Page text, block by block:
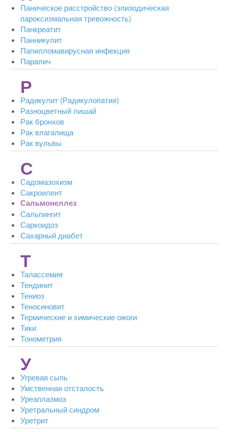
Паническое расстройство (эпизодическая
пароксизмальная тревожность)
Панкреатит
Панникулит
Папилломавирусная инфекция
Паралич
Р
Радикулит (Радикулопатия)
Разноцветный лишай
Рак бронхов
Рак влагалища
Рак вульвы
С
Садомазохизм
Сакроилеит
Сальмонеллез
Сальпингит
Саркоидоз
Сахарный диабет
Т
Талассемия
Тендинит
Тениоз
Теносиновит
Термические и химические ожоги
Тики
Тонометрия
У
Угревая сыпь
Умственная отсталость
Уреаплазмоз
Уретральный синдром
Уретрит